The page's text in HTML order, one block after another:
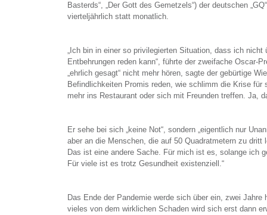
Basterds“, „Der Gott des Gemetzels“) der deutschen
vierteljährlich statt monatlich.
„Ich bin in einer so privilegierten Situation, dass ich nicht
Entbehrungen reden kann“, führte der zweifache Oscar-
„ehrlich gesagt“ nicht mehr hören, sagte der gebürtige
Befindlichkeiten Promis reden, wie schlimm die Krise für
mehr ins Restaurant oder sich mit Freunden treffen. Ja,
Er sehe bei sich „keine Not“, sondern „eigentlich nur
aber an die Menschen, die auf 50 Quadratmetern zu dritt
Das ist eine andere Sache. Für mich ist es, solange ich
Für viele ist es trotz Gesundheit existenziell.“
Das Ende der Pandemie werde sich über ein, zwei Jahre
vieles von dem wirklichen Schaden wird sich erst dann